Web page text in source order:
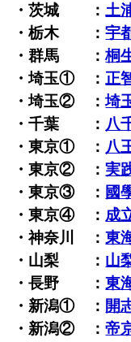
・茨城 ： 土
・栃木 ：宇
・群馬 ：桐
・埼玉① ： 正
・埼玉② ：埼
・千葉 ： 八
・東京① ： 八
・東京② ：実
・東京③ ： 國
・東京④ ： 成
・神奈川 ：東
・山梨 ： 山
・長野 ：東
・新潟① ： 開
・新潟② ：帝